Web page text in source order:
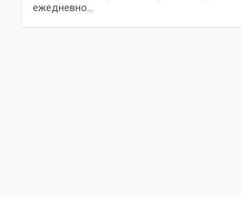
ежедневно…